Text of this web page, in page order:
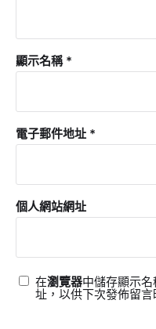
顯示名稱 *
電子郵件地址 *
個人網站網址
在瀏覽器中儲存顯示
址，以供下次發佈留言